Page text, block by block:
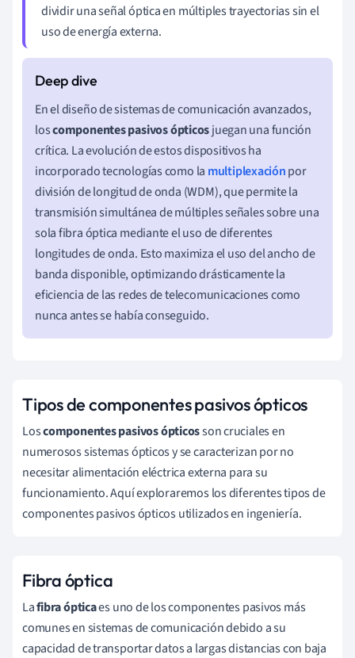
dividir una señal óptica en múltiples trayectorias sin el
uso de energía externa.
En el diseño de sistemas de comunicación avanzados,
loscomponentes pasivos ópticosjuegan una función
crítica. La evolución de estos dispositivos ha
incorporado tecnologías como la multiplexaciónpor
división de longitud de onda (WDM), que permite la
transmisión simultánea de múltiples señales sobre una
sola fibra óptica mediante el uso de diferentes
longitudes de onda. Esto maximiza el uso del ancho de
banda disponible, optimizando drásticamente la
eficiencia de las redes de telecomunicaciones como
nunca antes se había conseguido.
Tipos de componentes pasivos ópticos
Loscomponentes pasivos ópticosson cruciales en
numerosos sistemas ópticos y se caracterizan por no
necesitar alimentación eléctrica externa para su
funcionamiento. Aquí exploraremos los diferentes tipos de
componentes pasivos ópticos utilizados en ingeniería.
Fibra óptica
Lafibra ópticaes uno de los componentes pasivos más
comunes en sistemas de comunicación debido a su
capacidad de transportar datos a largas distancias con baja